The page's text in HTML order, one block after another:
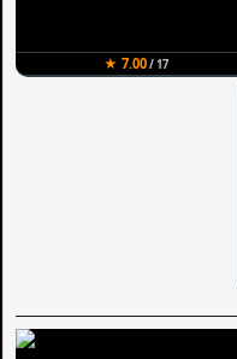
★ 7.00/ 17